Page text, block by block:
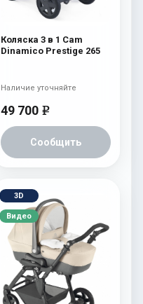
Коляска 3 в 1 Cam
Dinamico Prestige 265
49 700 e
Сообщить
Наличие уточняйте
3D
Видео